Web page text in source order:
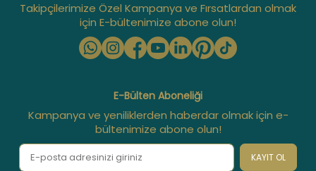
Takipçilerimize Özel Kampanya ve Fırsatlardan olmak
için E-bültenimize abone olun!
E-Bülten Aboneliği
Kampanya ve yeniliklerden haberdar olmak için e-
bültenimize abone olun!
KAYIT OL